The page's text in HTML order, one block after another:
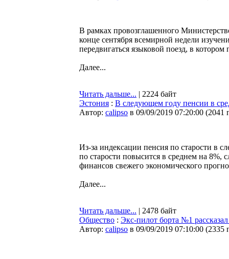
В рамках провозглашенного
конце сентября всемирной недели
передвигаться языковой поезд, в
Далее...
Читать дальше... | 2224 байт
Эстония : В следующем году пенсии в
Автор: calipso в 09/09/2019 07:20:00 (2041
Из-за индексации пенсия по старости в
по старости повысится в среднем на 8%,
финансов свежего экономического
Далее...
Читать дальше... | 2478 байт
Общество : Экс-пилот борта №1
Автор: calipso в 09/09/2019 07:10:00 (2335